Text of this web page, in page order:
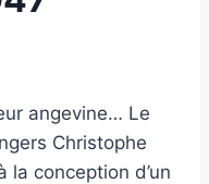
angevine… Le
Christophe
la conception d’un